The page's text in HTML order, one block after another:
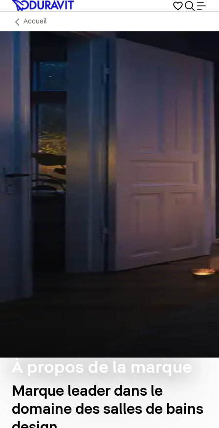
Accueil
À propos de la marque
Marque leader dans le
domaine des salles de bains